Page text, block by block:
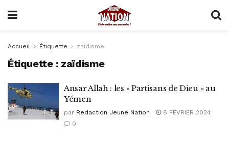
Accueil Étiquette zaïdisme
Étiquette : zaïdisme
Ansar Allah : les « Partisans de Dieu » au
Yémen
par Redaction Jeune Nation
8 FÉVRIER 2024
0